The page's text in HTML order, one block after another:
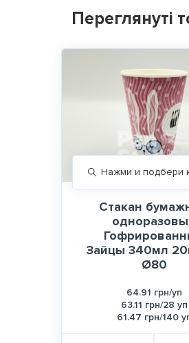
Переглянуті
Нажми и подбери
Стакан
Зайцы 340мл
Ø80
64.91 грн/уп
63.11 грн/28 уп
61.47 грн/140